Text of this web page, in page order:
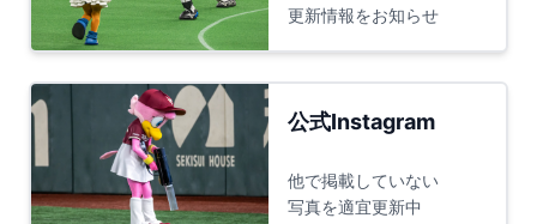
更新情報をお知らせ
公式Instagram
他で掲載していない
写真を適宜更新中